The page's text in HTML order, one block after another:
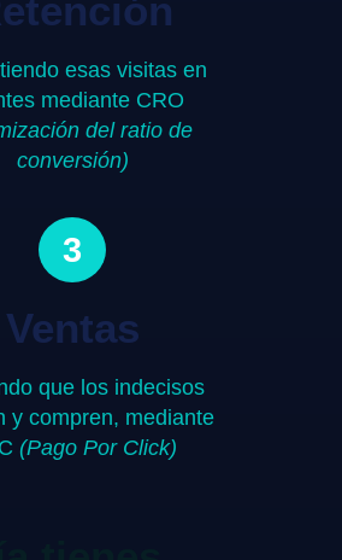
esas visitas en
mediante CRO
del ratio de
conversión)
3
Ventas
que los indecisos
y compren, mediante
(Pago Por Click)